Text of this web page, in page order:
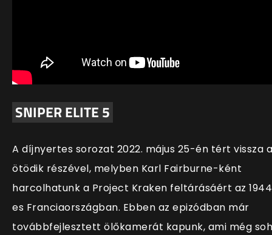
SNIPER ELITE 5
A díjnyertes sorozat 2022. május 25-én tért vissza
ötödik részével, melyben Karl Fairburne-ként
harcolhatunk a Project Kraken feltárásáért az
es Franciaországban. Ebben az epizódban már
továbbfejlesztett ölőkamerát kapunk, ami még